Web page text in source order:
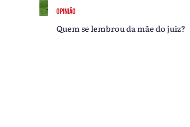
OPINIÃO
Quem se lembrou da mãe do juiz?